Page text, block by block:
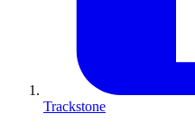
Trackstone